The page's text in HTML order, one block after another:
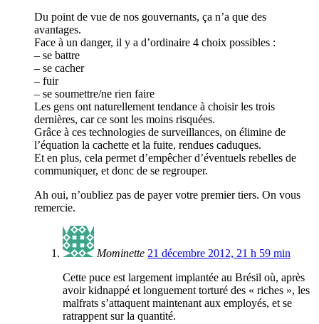
Du point de vue de nos gouvernants, ça n’a que des
avantages.
Face à un danger, il y a d’ordinaire 4 choix possibles :
– se battre
– se cacher
– fuir
– se soumettre/ne rien faire
Les gens ont naturellement tendance à choisir les trois
dernières, car ce sont les moins risquées.
Grâce à ces technologies de surveillances, on élimine de
l’équation la cachette et la fuite, rendues caduques.
Et en plus, cela permet d’empêcher d’éventuels rebelles de
communiquer, et donc de se regrouper.
Ah oui, n’oubliez pas de payer votre premier tiers. On vous
remercie.
Mominette 21 décembre 2012, 21 h 59 min
Cette puce est largement implantée au Brésil où, après
avoir kidnappé et longuement torturé des « riches », les
malfrats s’attaquent maintenant aux employés, et se
ratrappent sur la quantité.